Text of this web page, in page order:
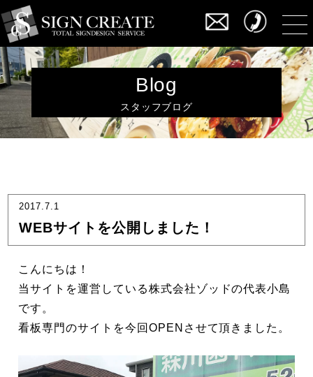
Blog
スタッフブログ
2017.7.1
WEBサイトを公開しました！
こんにちは！
当サイトを運営している株式会社ゾッドの代表小島
です。
看板専門のサイトを今回OPENさせて頂きました。